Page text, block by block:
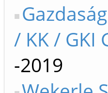
/ KK / GKI
-2019